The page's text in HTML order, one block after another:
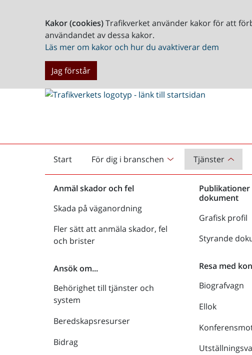
Kakor (cookies)Trafikverket använder kakor för att
användandet av dessa kakor.
Läs mer om kakor och hur du avaktiverar dem
Jag förstår
Start
Startsida För dig i branschen Tjänster
Anmäl skador och fel
Skada på väganordning
Fler sätt att anmäla skador, fel
och brister
Ansök om...
Behörighet till tjänster och
system
Beredskapsresurser
Bidrag
dokument
Grafisk profil
Styrande
Resa med
Biografvagn
Ellok